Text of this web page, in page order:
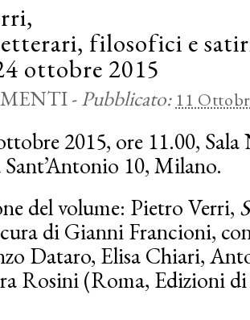
filosofici e
ottobre 2015
-Pubblicato: 11
2015, ore 11.00,
10, Milano.
del volume: Pietro Verri,
di Gianni Francioni,
Dataro, Elisa Chiari,
Rosini (Roma, Edizioni